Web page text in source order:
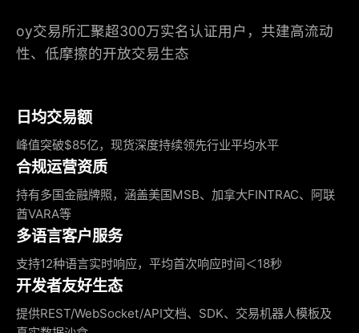
oy交易所汇聚超300万实名认证用户，共建高流动
性、低摩擦的开放交易生态
日均交易额
峰值突破$85亿，现货深度持续领先行业平均水平
合规运营资质
持有多国金融牌照，涵盖美国MSB、加拿大FINTRAC、阿联
酋VARA等
多语言客户服务
支持12种语言实时响应，平均首次响应时间＜18秒
开发者友好生态
提供REST/WebSocket/API文档、SDK、交易机器人模板及